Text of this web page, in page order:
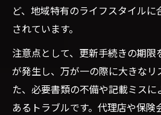
ど、地域特有のライフスタイル
されています。
注意点として、更新手続きの期限
が発生し、万が一の際に大きなリ
た、必要書類の不備や記載ミスに
あるトラブルです。代理店や保険